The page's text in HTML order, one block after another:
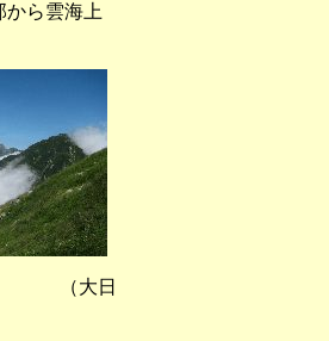
ら雲海上
（大日